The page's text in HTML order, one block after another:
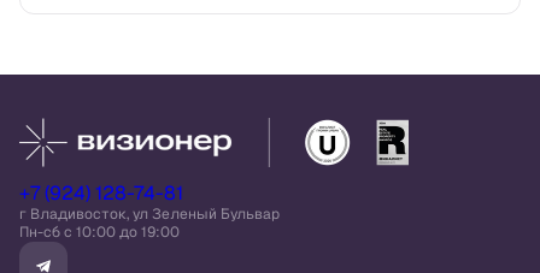
+7 (924) 128-74-81
г Владивосток, ул Зеленый Бульвар
Пн-сб c 10:00 до 19:00